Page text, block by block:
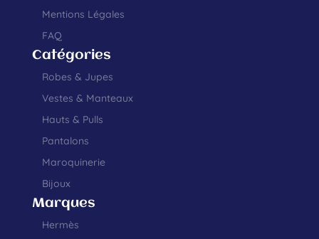
Mentions Légales
FAQ
Catégories
Robes & Jupes
Vestes & Manteaux
Hauts & Pulls
Pantalons
Maroquinerie
Bijoux
Marques
Hermès